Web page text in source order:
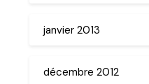
janvier 2013
décembre 2012